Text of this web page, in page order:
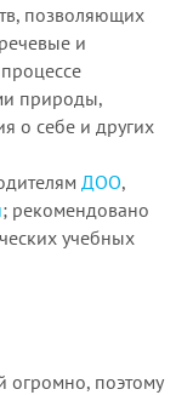
позволяющих
и
природы,
о себе и других
ДОО,
; рекомендовано
учебных
огромно, поэтому